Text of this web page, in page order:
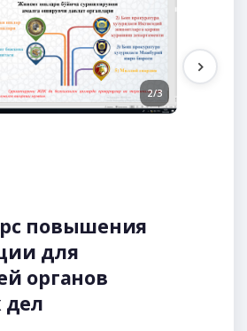
2/3
повышения
для
органов
дел